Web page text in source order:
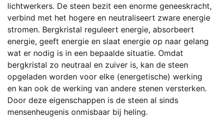
lichtwerkers. De steen bezit een enorme geneeskracht,
verbind met het hogere en neutraliseert zware energie
stromen. Bergkristal reguleert energie, absorbeert
energie, geeft energie en slaat energie op naar gelang
wat er nodig is in een bepaalde situatie. Omdat
bergkristal zo neutraal en zuiver is, kan de steen
opgeladen worden voor elke (energetische) werking
en kan ook de werking van andere stenen versterken.
Door deze eigenschappen is de steen al sinds
mensenheugenis onmisbaar bij heling.